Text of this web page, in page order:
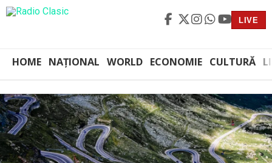
LIVE
HOME NAȚIONAL WORLD ECONOMIE CULTURĂ